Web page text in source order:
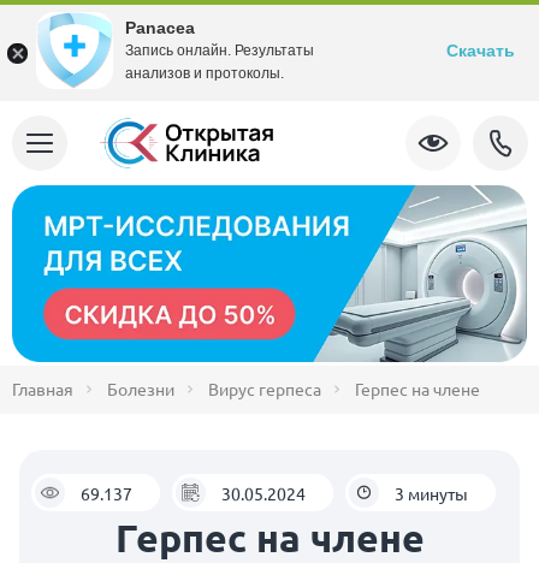
Главная Болезни Вирус герпеса Герпес на члене
69.137 30.05.2024 3 минуты
Герпес на члене
Panacea
Запись онлайн. Результаты
анализов и протоколы.
Скачать